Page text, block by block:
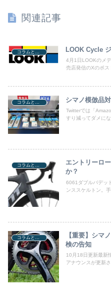
関連記事
コラムと関連ニュース LOOK Cycle
4月1日LOOKのメ
売店発信のXのポス
シマノ模倣品
Twitterでは「
すり減ってダメにな
エントリーロ
か？
6061ダブルバデッ
ンススケルトン。
コラムと関連ニュース
【重要】シマ
検の告知
10月18日更新最新
アナウンスが更新